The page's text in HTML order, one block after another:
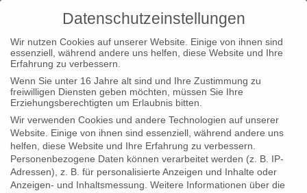
Baby-Begrüßungsprogramm
„Herzlich Willkommen im Leben“
von Landesvorstand Hessen|18. Dez. 2025| Fulda
Datenschutzeinstellungen
Wir nutzen Cookies auf unserer Website. Einige von ihnen sind
essenziell, während andere uns helfen, diese Website und Ihre
Erfahrung zu verbessern.
Wenn Sie unter 16 Jahre alt sind und Ihre Zustimmung zu
freiwilligen Diensten geben möchten, müssen Sie Ihre
Erziehungsberechtigten um Erlaubnis bitten.
Wir verwenden Cookies und andere Technologien auf unserer
Website. Einige von ihnen sind essenziell, während andere uns
helfen, diese Website und Ihre Erfahrung zu verbessern.
Personenbezogene Daten können verarbeitet werden (z. B. IP-
Adressen), z. B. für personalisierte Anzeigen und Inhalte oder
Anzeigen- und Inhaltsmessung. Weitere Informationen über die